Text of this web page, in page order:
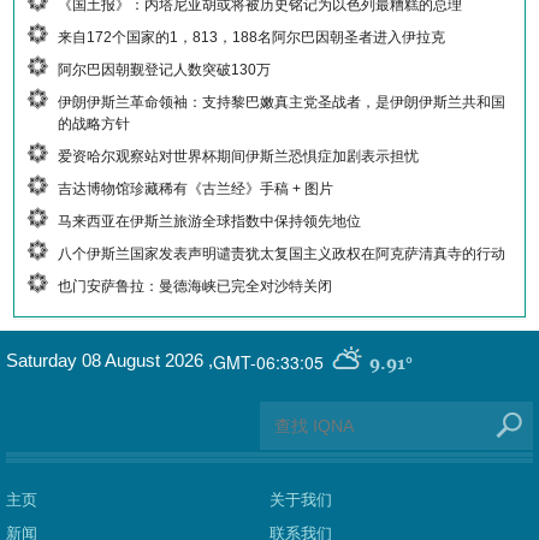
《国土报》：内塔尼亚胡或将被历史铭记为以色列最糟糕的总理
来自172个国家的1，813，188名阿尔巴因朝圣者进入伊拉克
阿尔巴因朝觐登记人数突破130万
伊朗伊斯兰革命领袖：支持黎巴嫩真主党圣战者，是伊朗伊斯兰共和国
的战略方针
爱资哈尔观察站对世界杯期间伊斯兰恐惧症加剧表示担忧
吉达博物馆珍藏稀有《古兰经》手稿 + 图片
马来西亚在伊斯兰旅游全球指数中保持领先地位
八个伊斯兰国家发表声明谴责犹太复国主义政权在阿克萨清真寺的行动
也门安萨鲁拉：曼德海峡已完全对沙特关闭
GMT-06:33:05 9.91°
Saturday 08 August 2026 ,
主页
新闻
关于我们
联系我们